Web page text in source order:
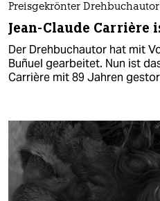
Preisgekrönter Drehbuchautor
Jean-Claude Carrière
Der Drehbuchautor hat mit
Buñuel gearbeitet. Nun ist
Carrière mit 89 Jahren